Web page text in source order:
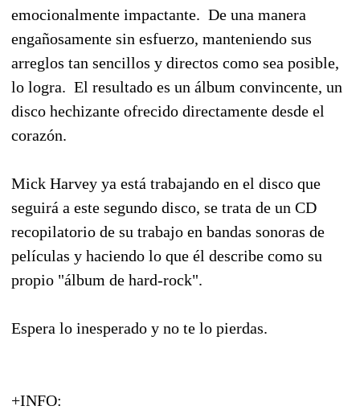
emocionalmente impactante. De una manera
engañosamente sin esfuerzo, manteniendo sus
arreglos tan sencillos y directos como sea posible,
lo logra. El resultado es un álbum convincente, un
disco hechizante ofrecido directamente desde el
corazón.
Mick Harvey ya está trabajando en el disco que
seguirá a este segundo disco, se trata de un CD
recopilatorio de su trabajo en bandas sonoras de
películas y haciendo lo que él describe como su
propio "álbum de hard-rock".
Espera lo inesperado y no te lo pierdas.
+INFO: